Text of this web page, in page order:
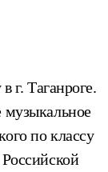
г. Таганроге.
музыкальное
по классу